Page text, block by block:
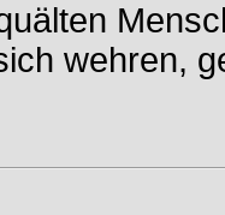
wehren,